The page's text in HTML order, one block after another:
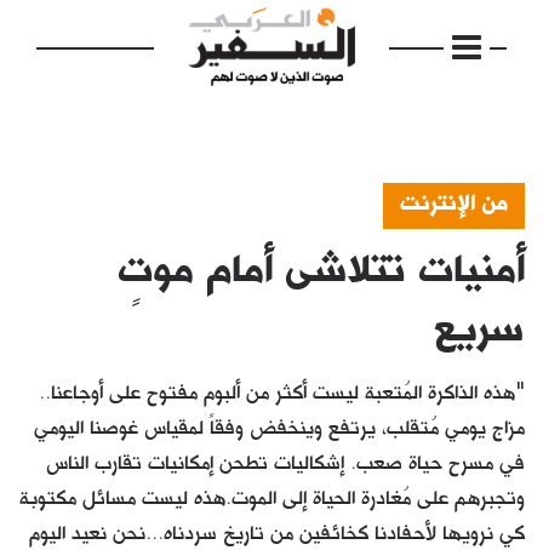
الرئيسية
فكرة
دفاتر
بالصورة
من الإنترنت
أمنيات تتلاشى أمام موتٍ
سريع
"هذه الذاكرة المُتعبة ليست أكثر من ألبوم مفتوح على أوجاعنا..
مزاج يومي مُتقلب، يرتفع وينخفض وفقاً لمقياس غوصنا اليومي
في مسرح حياة صعب. إشكاليات تطحن إمكانيات تقارب الناس
وتجبرهم على مُغادرة الحياة إلى الموت.هذه ليست مسائل مكتوبة
كي نرويها لأحفادنا كخائفين من تاريخ سردناه...نحن نعيد اليوم